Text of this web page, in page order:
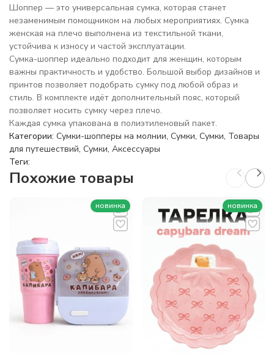
Шоппер — это универсальная сумка, которая станет
незаменимым помощником на любых мероприятиях. Сумка
женская на плечо выполнена из текстильной ткани,
устойчива к износу и частой эксплуатации.
Сумка-шоппер идеально подходит для женщин, которым
важны практичность и удобство. Большой выбор дизайнов и
принтов позволяет подобрать сумку под любой образ и
стиль. В комплекте идёт дополнительный пояс, который
позволяет носить сумку через плечо.
Каждая сумка упакована в полиэтиленовый пакет.
Категории: Сумки-шопперы на молнии, Сумки, Сумки, Товары
для путешествий, Сумки, Аксессуары
Теги:
Похожие товары
новинка новинка